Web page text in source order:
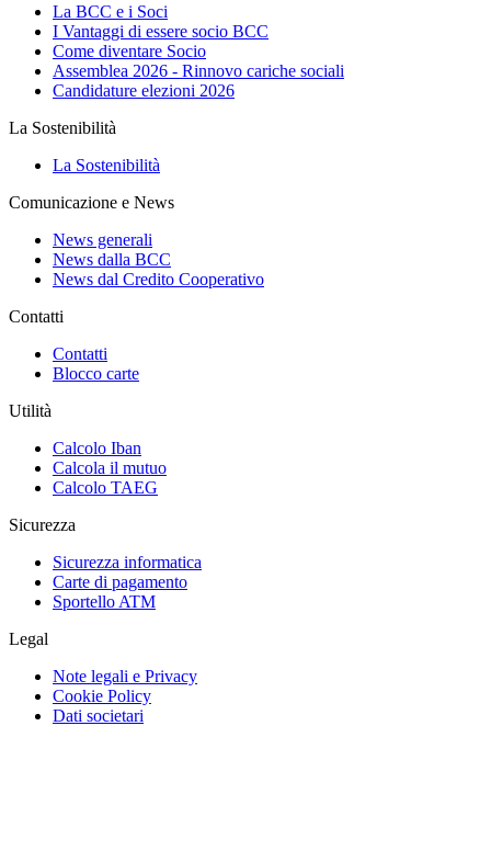
La BCC e i Soci
I Vantaggi di essere socio BCC
Come diventare Socio
Assemblea 2026 - Rinnovo cariche sociali
Candidature elezioni 2026
La Sostenibilità
La Sostenibilità
Comunicazione e News
News generali
News dalla BCC
News dal Credito Cooperativo
Contatti
Contatti
Blocco carte
Utilità
Calcolo Iban
Calcola il mutuo
Calcolo TAEG
Sicurezza
Sicurezza informatica
Carte di pagamento
Sportello ATM
Legal
Note legali e Privacy
Cookie Policy
Dati societari